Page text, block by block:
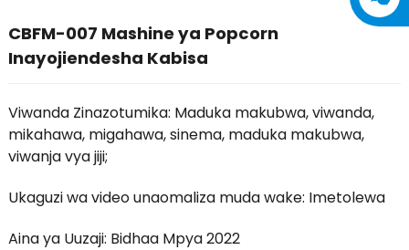
CBFM-007 Mashine ya Popcorn
Inayojiendesha Kabisa
Viwanda Zinazotumika: Maduka makubwa, viwanda,
mikahawa, migahawa, sinema, maduka makubwa,
viwanja vya jiji;
Ukaguzi wa video unaomaliza muda wake: Imetolewa
Aina ya Uuzaji: Bidhaa Mpya 2022